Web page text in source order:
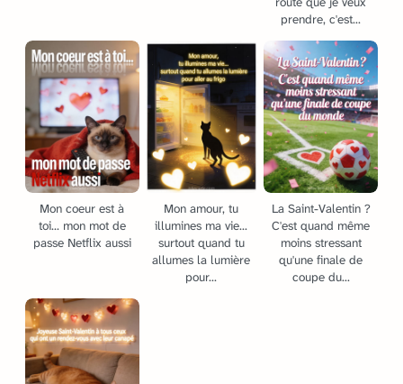
prendre, c'est...
Mon coeur est à
toi... mon mot de
passe Netflix aussi
Mon amour, tu
illumines ma vie...
surtout quand tu
allumes la lumière
pour...
La Saint-Valentin ?
C'est quand même
moins stressant
qu'une finale de
coupe du...